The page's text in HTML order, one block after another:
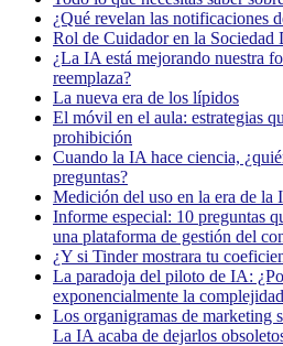
¿Qué revelan las notificaciones
Rol de Cuidador en la Sociedad
¿La IA está mejorando nuestra
reemplaza?
La nueva era de los lípidos
El móvil en el aula: estrategias
prohibición
Cuando la IA hace ciencia,
preguntas?
Medición del uso en la era de la
Informe especial: 10 preguntas
una plataforma de gestión del
¿Y si Tinder mostrara tu
La paradoja del piloto de IA:
exponencialmente la
Los organigramas de marketing
La IA acaba de dejarlos